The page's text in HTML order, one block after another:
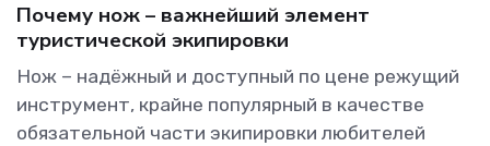
Почему нож – важнейший элемент
туристической экипировки
Нож – надёжный и доступный по цене режущий
инструмент, крайне популярный в качестве
обязательной части экипировки любителей